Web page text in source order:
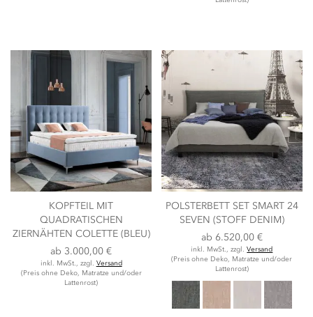
KOPFTEIL MIT
QUADRATISCHEN
ZIERNÄHTEN COLETTE (BLEU)
ab 3.000,00 €
inkl. MwSt., zzgl. Versand
(Preis ohne Deko, Matratze und/oder
Lattenrost)
POLSTERBETT SET SMART 24
SEVEN (STOFF DENIM)
ab 6.520,00 €
inkl. MwSt., zzgl.Versand
(Preis ohne Deko, Matratze und/oder
Lattenrost)